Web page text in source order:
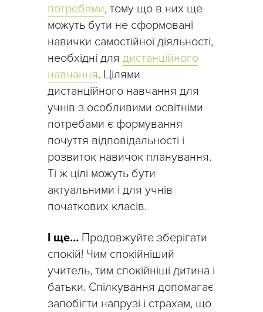
потребами, тому що в них ще
можуть бути не сформовані
навички самостійної діяльності,
необхідні для дистанційного
навчання. Цілями
дистанційного навчання для
учнів з особливими освітніми
потребами є формування
почуття відповідальності і
розвиток навичок планування.
Ті ж цілі можуть бути
актуальними і для учнів
початкових класів.
І ще… Продовжуйте зберігати
спокій! Чим спокійніший
учитель, тим спокійніші дитина і
батьки. Спілкування допомагає
запобігти напрузі і страхам, що